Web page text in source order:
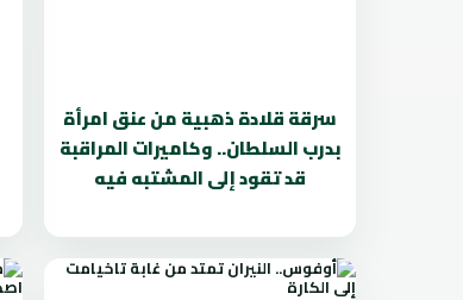
سرقة قلادة ذهبية من عنق امرأة
بدرب السلطان.. وكاميرات المراقبة
قد تقود إلى المشتبه فيه